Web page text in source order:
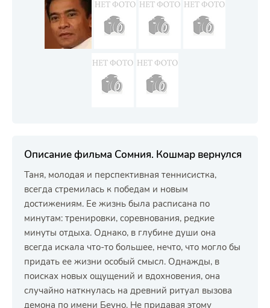
Описание фильма Сомния. Кошмар вернулся
Таня, молодая и перспективная теннисистка,
всегда стремилась к победам и новым
достижениям. Ее жизнь была расписана по
минутам: тренировки, соревнования, редкие
минуты отдыха. Однако, в глубине души она
всегда искала что-то большее, нечто, что могло бы
придать ее жизни особый смысл. Однажды, в
поисках новых ощущений и вдохновения, она
случайно наткнулась на древний ритуал вызова
демона по имени Беуно. Не придавая этому